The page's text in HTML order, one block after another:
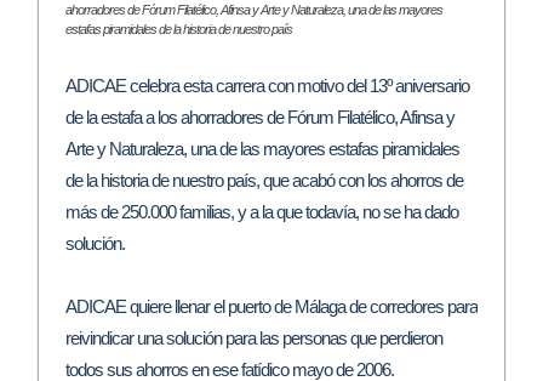
ahorradores de Fórum Filatélico, Afinsa y Arte y Naturaleza, una de las mayores
estafas piramidales de la historia de nuestro país
ADICAE celebra esta carrera con motivo del 13º aniversario
de la estafa a los ahorradores de Fórum Filatélico, Afinsa y
Arte y Naturaleza, una de las mayores estafas piramidales
de la historia de nuestro país, que acabó con los ahorros de
más de 250.000 familias, y a la que todavía, no se ha dado
solución.
ADICAE quiere llenar el puerto de Málaga de corredores para
reivindicar una solución para las personas que perdieron
todos sus ahorros en ese fatídico mayo de 2006.